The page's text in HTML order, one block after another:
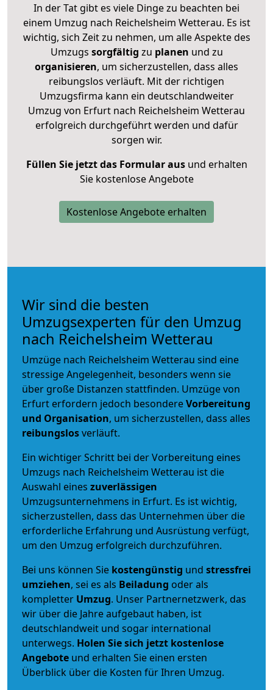
In der Tat gibt es viele Dinge zu beachten bei
einem Umzug nach Reichelsheim Wetterau. Es ist
wichtig, sich Zeit zu nehmen, um alle Aspekte des
Umzugs sorgfältig zu planen und zu
organisieren, um sicherzustellen, dass alles
reibungslos verläuft. Mit der richtigen
Umzugsfirma kann ein deutschlandweiter
Umzug von Erfurt nach Reichelsheim Wetterau
erfolgreich durchgeführt werden und dafür
sorgen wir.
Füllen Sie jetzt das Formular ausund erhalten
Sie kostenlose Angebote
Kostenlose Angebote erhalten
Wir sind die besten
Umzugsexperten für den Umzug
nach Reichelsheim Wetterau
Umzüge nach Reichelsheim Wetterau sind eine
stressige Angelegenheit, besonders wenn sie
über große Distanzen stattfinden. Umzüge von
Erfurt erfordern jedoch besondereVorbereitung
und Organisation, um sicherzustellen, dass alles
reibungslosverläuft.
Ein wichtiger Schritt bei der Vorbereitung eines
Umzugs nach Reichelsheim Wetterau ist die
Auswahl eines zuverlässigen
Umzugsunternehmens in Erfurt. Es ist wichtig,
sicherzustellen, dass das Unternehmen über die
erforderliche Erfahrung und Ausrüstung verfügt,
um den Umzug erfolgreich durchzuführen.
Bei uns können Sie kostengünstig und stressfrei
umziehen, sei es als Beiladung oder als
kompletter Umzug. Unser Partnernetzwerk, das
wir über die Jahre aufgebaut haben, ist
deutschlandweit und sogar international
unterwegs. Holen Sie sich jetzt kostenlose
Angebote und erhalten Sie einen ersten
Überblick über die Kosten für Ihren Umzug.